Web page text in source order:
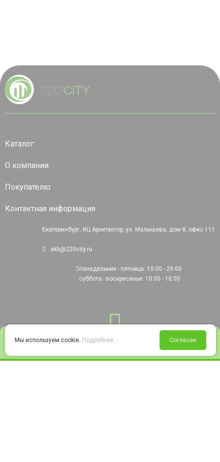
Войти Избранное Корзина
Каталог
О компании
Покупателю
Контактная информация
Екатеринбург, ИЦ Архитектор, ул. Малышева, дом 8, офис 111
ekb@220city.ru
понедельник - пятница: 10:00 - 20:00
суббота - воскресенье: 10:00 - 16:00
Мы используем cookie. Подробнее... Согласен